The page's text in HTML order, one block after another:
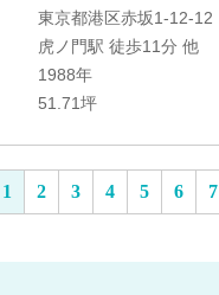
東京都港区赤坂1-12-12
虎ノ門駅 徒歩11分 他
1988年
51.71坪
1 2 3 4 5 6 7